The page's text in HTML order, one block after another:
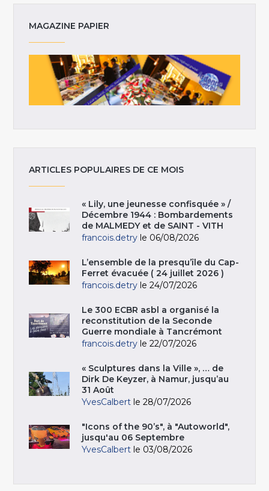
MAGAZINE PAPIER
ARTICLES POPULAIRES DE CE MOIS
« Lily, une jeunesse confisquée » /
Décembre 1944 : Bombardements
de MALMEDY et de SAINT - VITH
francois.detry le 06/08/2026
L’ensemble de la presqu’île du Cap-
Ferret évacuée ( 24 juillet 2026 )
francois.detry le 24/07/2026
Le 300 ECBR asbl a organisé la
reconstitution de la Seconde
Guerre mondiale à Tancrémont
francois.detry le 22/07/2026
« Sculptures dans la Ville », … de
Dirk De Keyzer, à Namur, jusqu’au
31 Août
YvesCalbert le 28/07/2026
"Icons of the 90’s", à "Autoworld",
jusqu'au 06 Septembre
YvesCalbert le 03/08/2026